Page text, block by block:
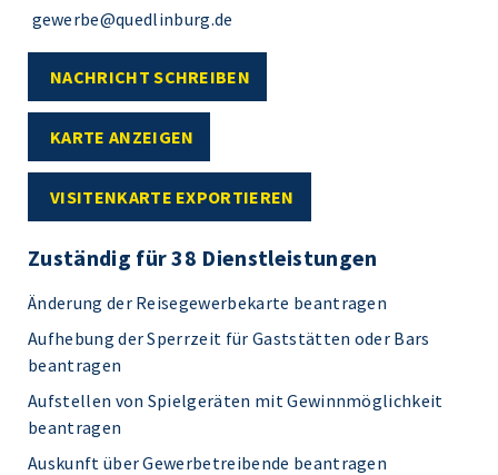
gewerbe@quedlinburg.de
NACHRICHT SCHREIBEN
KARTE ANZEIGEN
VISITENKARTE EXPORTIEREN
Zuständig für 38 Dienstleistungen
Änderung der Reisegewerbekarte beantragen
Aufhebung der Sperrzeit für Gaststätten oder Bars
beantragen
Aufstellen von Spielgeräten mit Gewinnmöglichkeit
beantragen
Auskunft über Gewerbetreibende beantragen